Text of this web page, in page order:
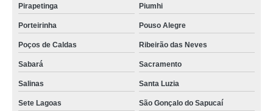
Pirapetinga Piumhi
Porteirinha Pouso Alegre
Poços de Caldas Ribeirão das Neves
Sabará Sacramento
Salinas Santa Luzia
Sete Lagoas São Gonçalo do Sapucaí